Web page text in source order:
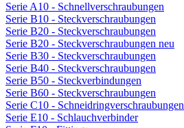
Serie A10 - Schnellverschraubungen
Serie B10 - Steckverschraubungen
Serie B20 - Steckverschraubungen
Serie B20 - Steckverschraubungen neu
Serie B30 - Steckverschraubungen
Serie B40 - Steckverschraubungen
Serie B50 - Steckverbindungen
Serie B60 - Steckverschraubungen
Serie C10 - Schneidringverschraubungen
Serie E10 - Schlauchverbinder